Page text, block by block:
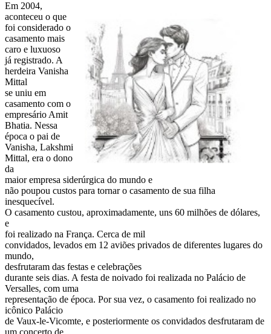
Em 2004,
aconteceu o que
foi considerado o
casamento mais
caro e luxuoso
já registrado. A
herdeira Vanisha
Mittal
se uniu em
casamento com o
empresário Amit
Bhatia. Nessa
época o pai de
Vanisha, Lakshmi
Mittal, era o dono
da
maior empresa siderúrgica do mundo e
não poupou custos para tornar o casamento de sua filha
inesquecível.
O casamento custou, aproximadamente, uns 60 milhões de dólares,
e
foi realizado na França. Cerca de mil
convidados, levados em 12 aviões privados de diferentes lugares do
mundo,
desfrutaram das festas e celebrações
durante seis dias. A festa de noivado foi realizada no Palácio de
Versalles, com uma
representação de época. Por sua vez, o casamento foi realizado no
icônico Palácio
de Vaux-le-Vicomte, e posteriormente os convidados desfrutaram de
um concerto de